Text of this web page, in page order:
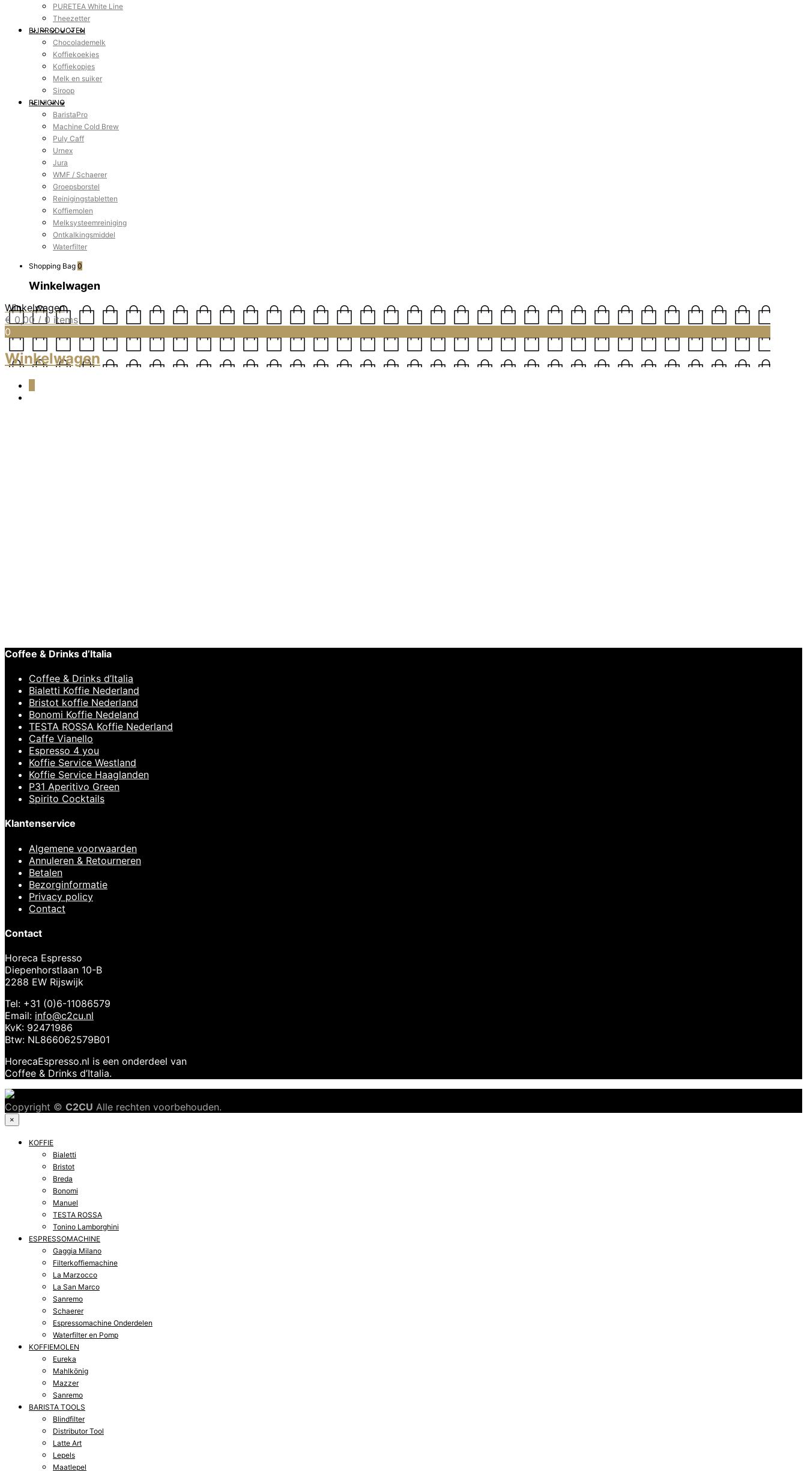
PURETEA White Line
Theezetter
BIJPRODUCTEN
Chocolademelk
Koffiekoekjes
Koffiekopjes
Melk en suiker
Siroop
REINIGING
BaristaPro
Machine Cold Brew
Puly Caff
Urnex
Jura
WMF / Schaerer
Groepsborstel
Reinigingstabletten
Koffiemolen
Melksysteemreiniging
Ontkalkingsmiddel
Waterfilter
Shopping Bag 0
Winkelwagen
Winkelwagen
€ 0,00 / 0 items
0
Winkelwagen
Coffee & Drinks d’Italia
Coffee & Drinks d’Italia
Bialetti Koffie Nederland
Bristot koffie Nederland
Bonomi Koffie Nedeland
TESTA ROSSA Koffie Nederland
Caffe Vianello
Espresso 4 you
Koffie Service Westland
Koffie Service Haaglanden
P31 Aperitivo Green
Spirito Cocktails
Klantenservice
Algemene voorwaarden
Annuleren & Retourneren
Betalen
Bezorginformatie
Privacy policy
Contact
Contact
Horeca Espresso
Diepenhorstlaan 10-B
2288 EW Rijswijk
Tel: +31 (0)6-11086579
Email: info@c2cu.nl
KvK: 92471986
Btw: NL866062579B01
HorecaEspresso.nl is een onderdeel van
Coffee & Drinks d’Italia.
Copyright © C2CU Alle rechten voorbehouden.
×
KOFFIE
Bialetti
Bristot
Breda
Bonomi
Manuel
TESTA ROSSA
Tonino Lamborghini
ESPRESSOMACHINE
Gaggia Milano
Filterkoffiemachine
La Marzocco
La San Marco
Sanremo
Schaerer
Espressomachine Onderdelen
Waterfilter en Pomp
KOFFIEMOLEN
Eureka
Mahlkönig
Mazzer
Sanremo
BARISTA TOOLS
Blindfilter
Distributor Tool
Latte Art
Lepels
Maatlepel